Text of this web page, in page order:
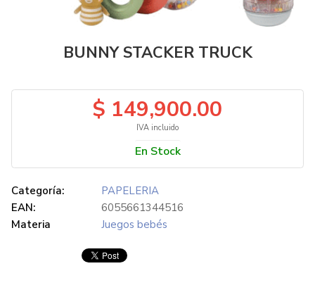
BUNNY STACKER TRUCK
$ 149,900.00
IVA incluido
En Stock
Categoría:
PAPELERIA
EAN:
6055661344516
Materia
Juegos bebés